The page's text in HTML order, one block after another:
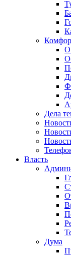
О
Дела
Власть
Дума